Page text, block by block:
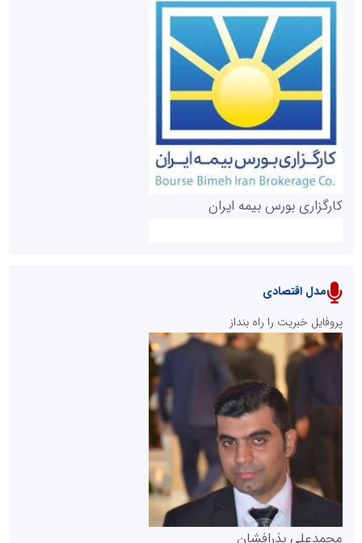
روابط عمومی خبرگزاری گزارش خبر
پایگاه خبری نهضت ملی مسکن
پایگاه خبری گفتمان یزد
کارگزاری بورس بیمه ایران
سازمان بورس و اوراق بهادار
مرجع اخبار موثق در بازارسرمایه
مدل اقتصادی
پروفایل خبریت را راه بنداز